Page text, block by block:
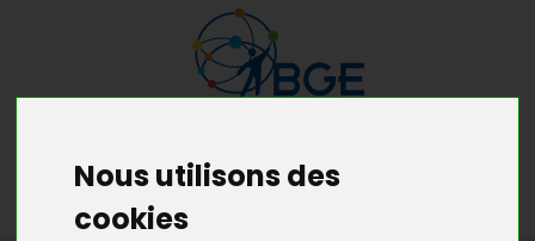
Nous utilisons des
cookies
MENU MON RDV GRATUIT